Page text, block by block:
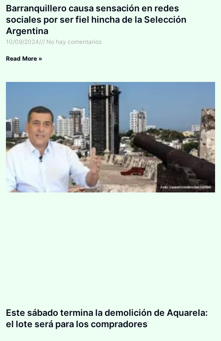
Barranquillero causa sensación en redes
sociales por ser fiel hincha de la Selección
Argentina
10/09/2024 No hay comentarios
Read More »
Este sábado termina la demolición de Aquarela:
el lote será para los compradores